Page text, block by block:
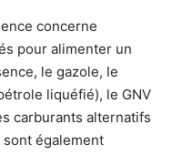
concerne
pour alimenter un
le gazole, le
liquéfié), le GNV
carburants alternatifs
sont également